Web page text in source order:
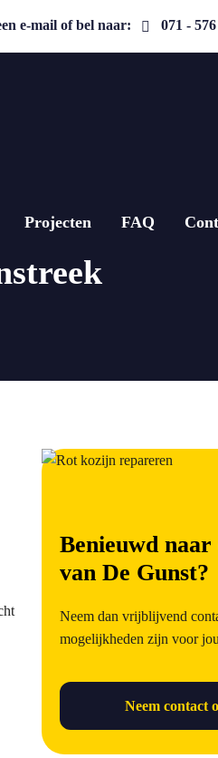
e-mail of bel naar: 071 -
Projecten FAQ
Benieuwd
van De Gunst?
Neem dan vrijblijvend
mogelijkheden zijn voor
Neem contact